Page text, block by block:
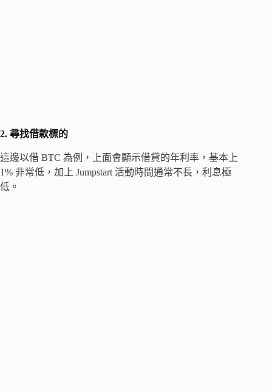
2. 尋找借款標的
這邊以借 BTC 為例，上面會顯示借貸的年利率，基本上
1% 非常低，加上 Jumpstart 活動時間通常不長，利息極
低。